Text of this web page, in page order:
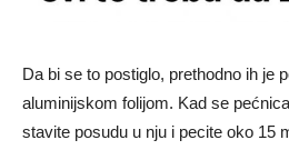
Da bi se to postiglo, prethodno ih je
aluminijskom folijom. Kad se
stavite posudu u nju i pecite oko 15